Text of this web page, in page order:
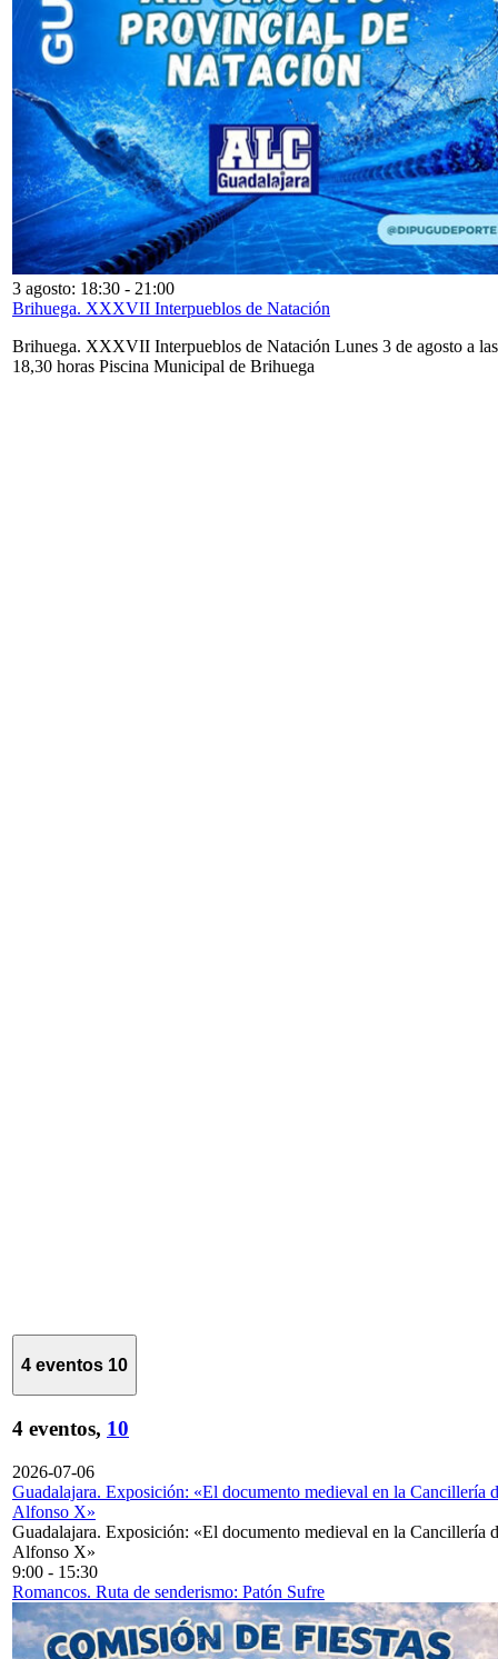
3 agosto: 18:30 - 21:00
Brihuega. XXXVII Interpueblos de Natación
Brihuega. XXXVII Interpueblos de Natación Lunes 3 de agosto a las
18,30 horas Piscina Municipal de Brihuega
4 eventos 10
4 eventos, 10
2026-07-06
Guadalajara. Exposición: «El documento medieval en la Cancillería
Alfonso X»
Guadalajara. Exposición: «El documento medieval en la Cancillería
Alfonso X»
9:00 - 15:30
Romancos. Ruta de senderismo: Patón Sufre